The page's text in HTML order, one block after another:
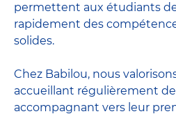
permettent aux étudiants
rapidement des
solides.
Chez Babilou, nous
accueillant régulièrement
accompagnant vers leur